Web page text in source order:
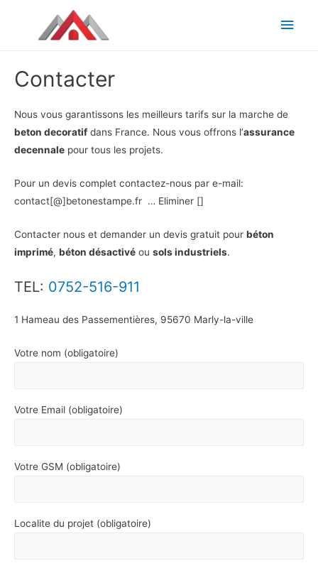
Contacter
Nous vous garantissons les meilleurs tarifs sur la marche de
beton decoratif dans France. Nous vous offrons l’assurance
decennale pour tous les projets.
Pour un devis complet contactez-nous par e-mail:
contact[@]betonestampe.fr … Eliminer []
Contacter nous et demander un devis gratuit pour béton
imprimé, béton désactivé ou sols industriels.
TEL: 0752-516-911
1 Hameau des Passementières, 95670 Marly-la-ville
Votre nom (obligatoire)
Votre Email (obligatoire)
Votre GSM (obligatoire)
Localite du projet (obligatoire)